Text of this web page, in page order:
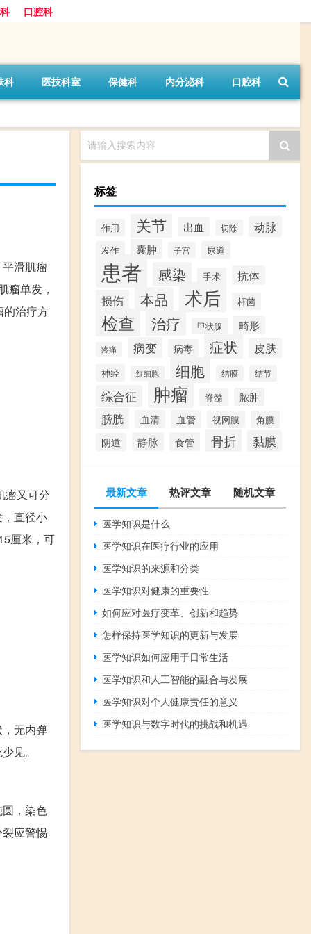
口腔科
科 医技科室 保健科 内分泌科 口腔科
滑肌瘤
瘤单发，
的治疗方
瘤又可分
直径小
厘米，可
无内弹
见。
，染色
应警惕
请输入搜索内容
标签
作用 关节 出血 切除 动脉
发作 囊肿 子宫 尿道
患者 感染 手术 抗体
损伤 本品 术后 杆菌
检查 治疗 甲状腺 畸形
疼痛 病变 病毒 症状 皮肤
神经 红细胞 细胞 结膜 结节
综合征 肿瘤 脊髓 脓肿
膀胱 血清 血管 视网膜 角膜
阴道 静脉 食管 骨折 黏膜
最新文章 热评文章 随机文章
医学知识是什么
医学知识在医疗行业的应用
医学知识的来源和分类
医学知识对健康的重要性
如何应对医疗变革、创新和趋势
怎样保持医学知识的更新与发展
医学知识如何应用于日常生活
医学知识和人工智能的融合与发展
医学知识对个人健康责任的意义
医学知识与数字时代的挑战和机遇